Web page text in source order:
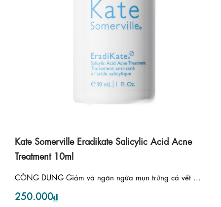
Kate Somerville Eradikate Salicylic Acid Acne
Treatment 10ml
CÔNG DỤNG Giảm và ngăn ngừa mụn trứng cá vết ...
250.000₫